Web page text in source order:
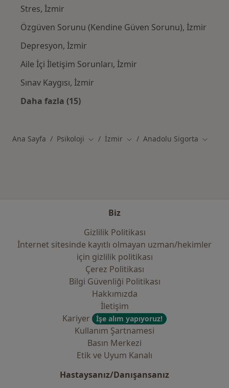
Stres, İzmir
Özgüven Sorunu (Kendine Güven Sorunu), İzmir
Depresyon, İzmir
Aile İçi İletişim Sorunları, İzmir
Sınav Kaygısı, İzmir
Daha fazla (15)
Ana Sayfa Psikoloji Şehir değiştir
İzmir Şehir değiştir
Anadolu Sigorta Şehir
Biz
Gizlilik Politikası
İnternet sitesinde kayıtlı olmayan uzman/hekimler
i̇çin gizlilik politikası
Çerez Politikası
Bilgi Güvenliği Politikası
Hakkımızda
İletişim
Kariyer
İşe alım yapıyoruz!
Kullanım Şartnamesi
Basın Merkezi
Etik ve Uyum Kanalı
Hastaysanız/Danışansanız